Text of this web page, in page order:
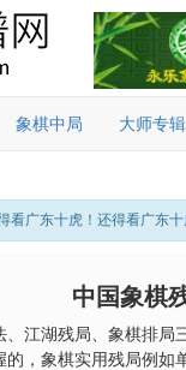
象棋中局 大师专辑
看广东十虎！还得看广东十
中国象棋
、江湖残局、象棋排
，象棋实用残局例